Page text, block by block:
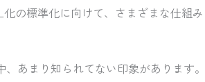
の標準化に向けて、さまざまな仕組み
あまり知られてない印象があります。